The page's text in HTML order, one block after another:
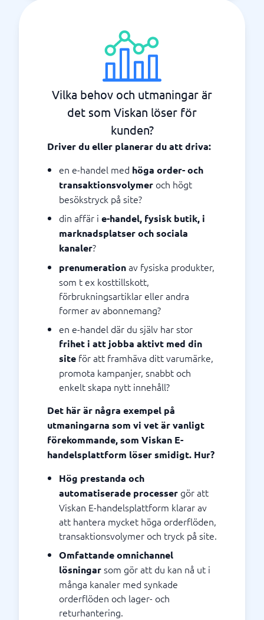
Vilka behov och utmaningar är
det som Viskan löser för
kunden?
Driver du eller planerar du att driva:
en e-handel med höga order- och
transaktionsvolymer och högt
besökstryck på site?
din affär i e-handel, fysisk butik, i
marknadsplatser och sociala
kanaler?
prenumerationav fysiska produkter,
som t ex kosttillskott,
förbrukningsartiklar eller andra
former av abonnemang?
en e-handel där du själv har stor
frihet i att jobba aktivt med din
site för att framhäva ditt varumärke,
promota kampanjer, snabbt och
enkelt skapa nytt innehåll?
Det här är några exempel på
utmaningarna som vi vet är vanligt
förekommande, som Viskan E-
handelsplattform löser smidigt. Hur?
Hög prestanda och
automatiserade processer gör att
Viskan E-handelsplattform klarar av
att hantera mycket höga orderflöden,
transaktionsvolymer och tryck på site.
Omfattande omnichannel
lösningarsom gör att du kan nå ut i
många kanaler med synkade
orderflöden och lager- och
returhantering.